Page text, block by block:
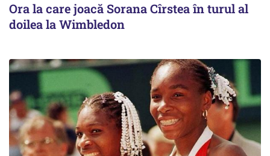
Ora la care joacă Sorana Cîrstea în turul al
doilea la Wimbledon